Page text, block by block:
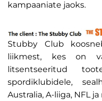
kampaaniate jaoks.
Stubby Club
liikmest, kes on
litsentseeritud
spordiklubidele,
Australia, A-liiga, NFL